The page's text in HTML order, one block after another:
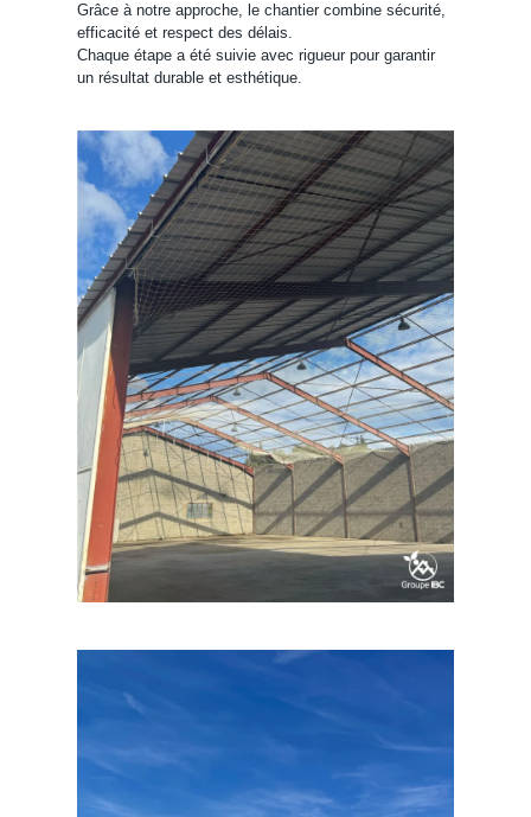
Grâce à notre approche, le chantier combine sécurité,
efficacité et respect des délais.
Chaque étape a été suivie avec rigueur pour garantir
un résultat durable et esthétique.